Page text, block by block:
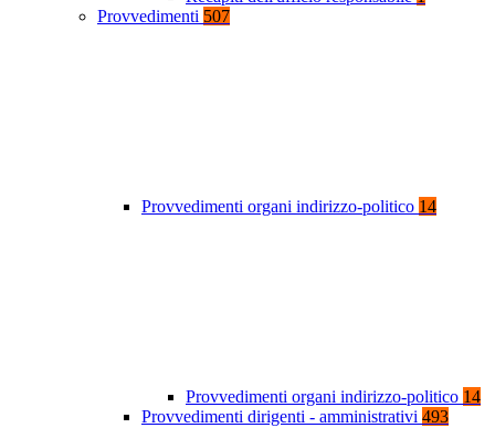
Provvedimenti 507
Provvedimenti organi indirizzo-politico 14
Provvedimenti organi indirizzo-politico 14
Provvedimenti dirigenti - amministrativi 493